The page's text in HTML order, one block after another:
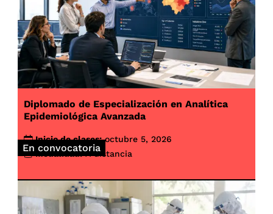
En convocatoria
Diplomado de Especialización en Analítica
Epidemiológica Avanzada
Inicio de clases: octubre 5, 2026
Modalidad: A distancia